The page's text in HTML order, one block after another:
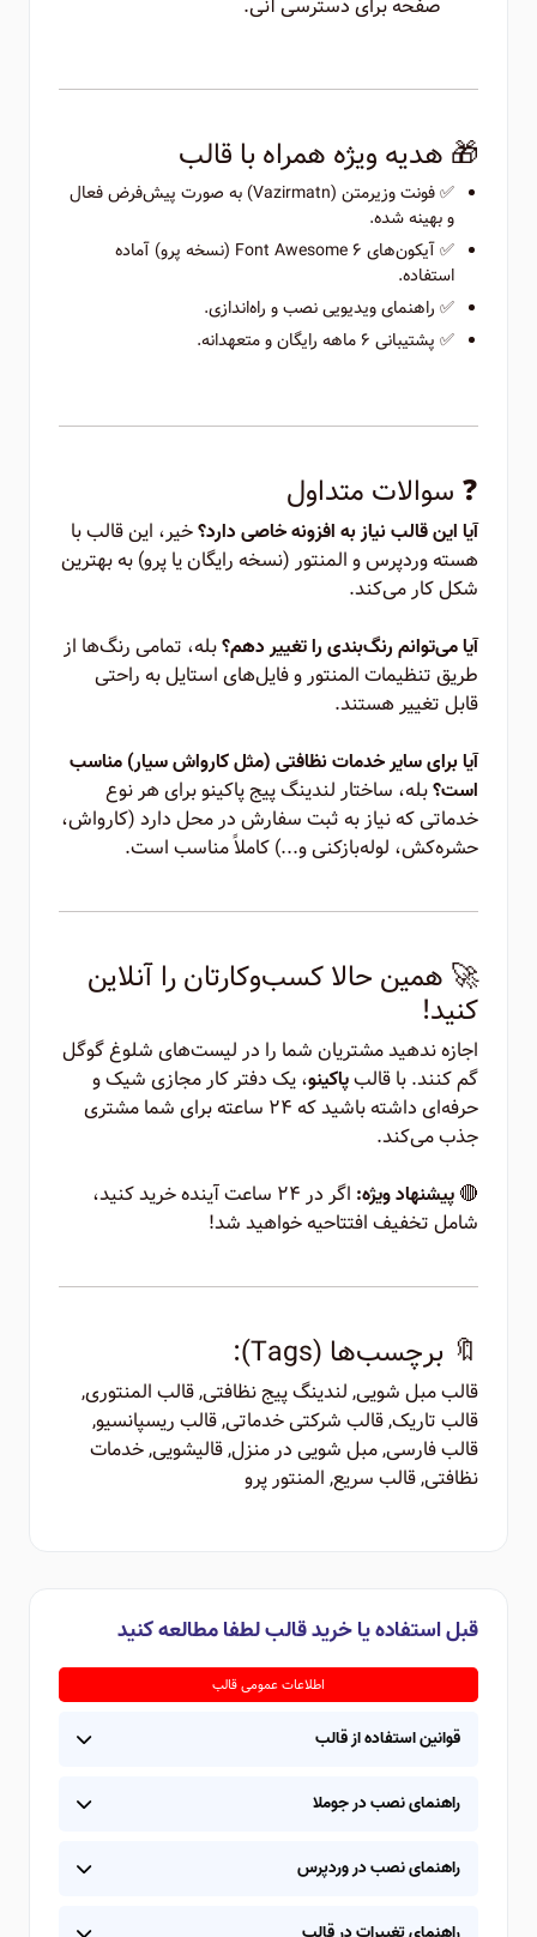
صفحه برای دسترسی آنی.
🎁 هدیه ویژه همراه با قالب
✅ فونت وزیرمتن (Vazirmatn) به صورت پیش‌فرض فعال
و بهینه شده.
✅ آیکون‌های Font Awesome 6 (نسخه پرو) آماده
استفاده.
✅ راهنمای ویدیویی نصب و راه‌اندازی.
✅ پشتیبانی ۶ ماهه رایگان و متعهدانه.
❓ سوالات متداول
آیا این قالب نیاز به افزونه خاصی دارد؟خیر، این قالب با
هسته وردپرس و المنتور (نسخه رایگان یا پرو) به بهترین
شکل کار می‌کند.
آیا می‌توانم رنگ‌بندی را تغییر دهم؟بله، تمامی رنگ‌ها از
طریق تنظیمات المنتور و فایل‌های استایل به راحتی
قابل تغییر هستند.
آیا برای سایر خدمات نظافتی (مثل کارواش سیار) مناسب
است؟بله، ساختار لندینگ پیج پاکینو برای هر نوع
خدماتی که نیاز به ثبت سفارش در محل دارد (کارواش،
حشره‌کش، لوله‌بازکنی و...) کاملاً مناسب است.
🚀 همین حالا کسب‌وکارتان را آنلاین
کنید!
اجازه ندهید مشتریان شما را در لیست‌های شلوغ گوگل
گم کنند. با قالبپاکینو، یک دفتر کار مجازی شیک و
حرفه‌ای داشته باشید که ۲۴ ساعته برای شما مشتری
جذب می‌کند.
🔴پیشنهاد ویژه:
اگر در ۲۴ ساعت آینده خرید کنید،
شامل تخفیف افتتاحیه خواهید شد!
🔖 برچسب‌ها (Tags):
قالب مبل شویی, لندینگ پیج نظافتی, قالب المنتوری,
قالب تاریک, قالب شرکتی خدماتی, قالب ریسپانسیو,
قالب فارسی, مبل شویی در منزل, قالیشویی, خدمات
نظافتی, قالب سریع, المنتور پرو
قبل استفاده یا خرید قالب لطفا مطالعه کنید
اطلاعات عمومی قالب
قوانین استفاده از قالب
راهنمای نصب در جوملا
راهنمای نصب در وردپرس